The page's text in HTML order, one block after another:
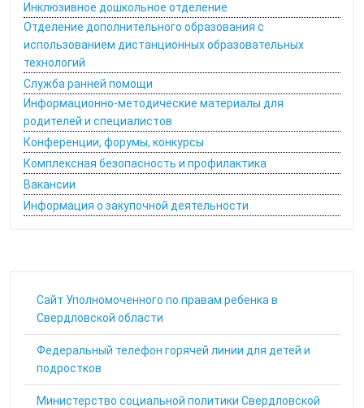
Инклюзивное дошкольное отделение
Отделение дополнительного образования с
использованием дистанционных образовательных
технологий
Служба ранней помощи
Информационно-методические материалы для
родителей и специалистов
Конференции, форумы, конкурсы
Комплексная безопасность и профилактика
Вакансии
Информация о закупочной деятельности
Cайт Уполномоченного по правам ребенка в
Свердловской области
Федеральный телефон горячей линии для детей и
подростков
Министерство социальной политики Свердловской